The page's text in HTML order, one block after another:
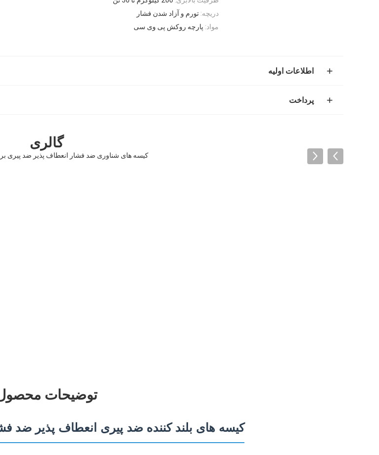
دریچه: تورم و آزاد شدن فشار
مواد: پارچه روکش پی وی سی
اطلاعات اولیه
پرداخت
گالری
کیسه های شناوری ضد فشار انعطاف پذیر ضد پیری
توضیحات
کیسه های بلند کننده ضد پیری انعطاف پذیر ضد